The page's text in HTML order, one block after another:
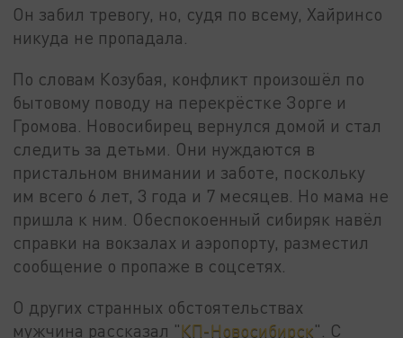
Он забил тревогу, но, судя по всему, Хайринсо
никуда не пропадала.
По словам Козубая, конфликт произошёл по
бытовому поводу на перекрёстке Зорге и
Громова. Новосибирец вернулся домой и стал
следить за детьми. Они нуждаются в
пристальном внимании и заботе, поскольку
им всего 6 лет, 3 года и 7 месяцев. Но мама не
пришла к ним. Обеспокоенный сибиряк навёл
справки на вокзалах и аэропорту, разместил
сообщение о пропаже в соцсетях.
О других странных обстоятельствах
мужчина рассказал "КП-Новосибирск". С